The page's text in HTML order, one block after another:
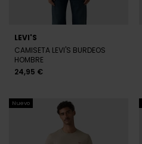
LEVI'S
CAMISETA LEVI'S BURDEOS
HOMBRE
24,95 €
Nuevo